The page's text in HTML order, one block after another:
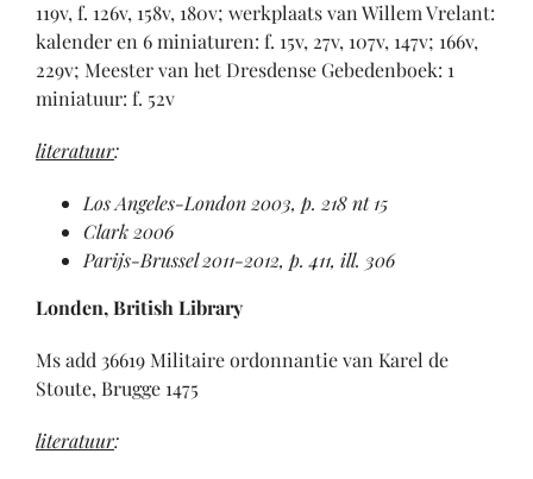
119v, f. 126v, 158v, 180v; werkplaats van Willem Vrelant:
kalender en 6 miniaturen: f. 15v, 27v, 107v, 147v; 166v,
229v; Meester van het Dresdense Gebedenboek: 1
miniatuur: f. 52v
literatuur:
Los Angeles-London 2003, p. 218 nt 15
Clark 2006
Parijs-Brussel 2011-2012, p. 411, ill. 306
Londen, British Library
Ms add 36619 Militaire ordonnantie van Karel de
Stoute, Brugge 1475
literatuur: